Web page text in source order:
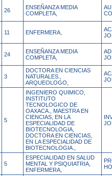
26
ENSEÑANZA MEDIA
COMPLETA,
11 ENFERMERA,
24
ENSEÑANZA MEDIA
COMPLETA,
3
DOCTORA EN CIENCIAS
NATURALES.,
ARQUEOLOGO,
5
INGENIERO QUIMICO,
INSTITUTO
TECNOLOGICO DE
OAXACA., MAESTRA EN
CIENCIAS, EN LA
ESPECIALIDAD DE
BIOTECNOLOGIA,
DOCTORA EN CIENCIAS,
EN LA ESPECIALIDAD DE
BIOTECNOLOGIA.,
5
ESPECIALIDAD EN SALUD
MENTAL Y PSIQUIATRIA,
ENFERMERA,